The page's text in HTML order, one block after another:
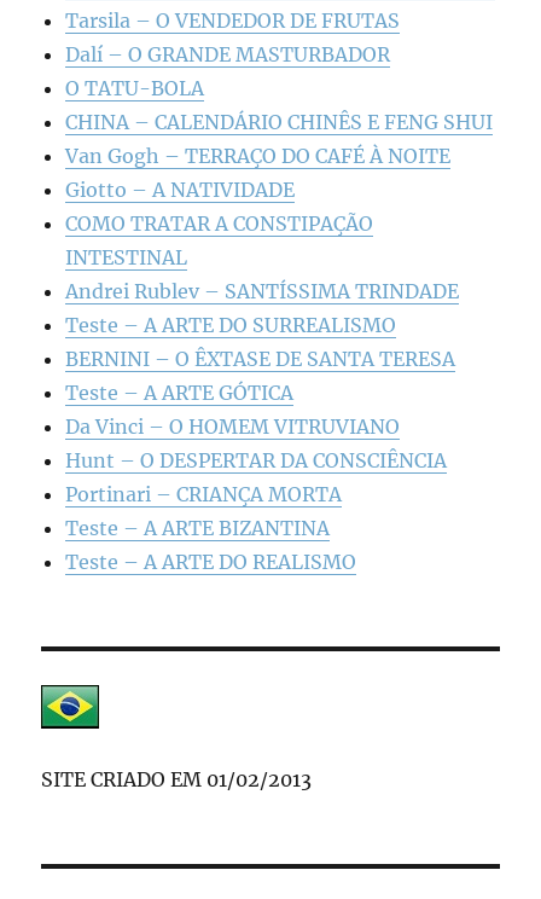
Tarsila – O VENDEDOR DE FRUTAS
Dalí – O GRANDE MASTURBADOR
O TATU-BOLA
CHINA – CALENDÁRIO CHINÊS E FENG SHUI
Van Gogh – TERRAÇO DO CAFÉ À NOITE
Giotto – A NATIVIDADE
COMO TRATAR A CONSTIPAÇÃO
INTESTINAL
Andrei Rublev – SANTÍSSIMA TRINDADE
Teste – A ARTE DO SURREALISMO
BERNINI – O ÊXTASE DE SANTA TERESA
Teste – A ARTE GÓTICA
Da Vinci – O HOMEM VITRUVIANO
Hunt – O DESPERTAR DA CONSCIÊNCIA
Portinari – CRIANÇA MORTA
Teste – A ARTE BIZANTINA
Teste – A ARTE DO REALISMO
SITE CRIADO EM 01/02/2013